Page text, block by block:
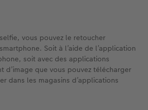
vous pouvez le retoucher
Soit à l’aide de l’application
soit avec des applications
d’image que vous pouvez télécharger
dans les magasins d’applications